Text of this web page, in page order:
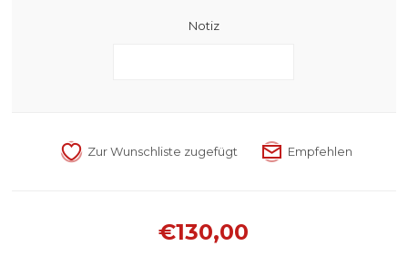
Notiz
€130,00